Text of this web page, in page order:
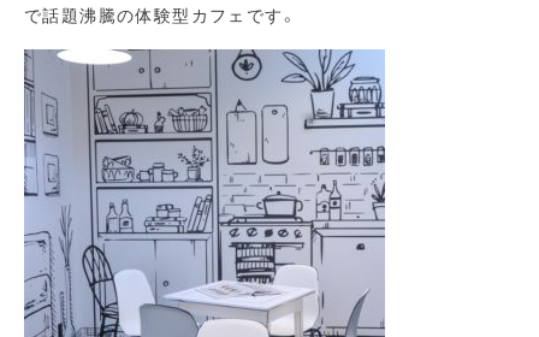
で話題沸騰の体験型カフェです。